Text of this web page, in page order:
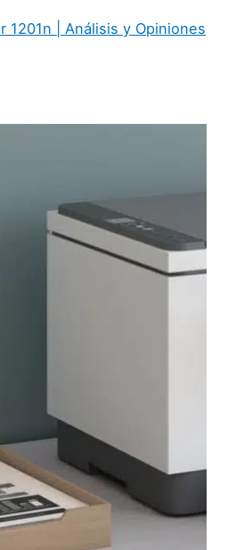
1201n | Análisis y Opiniones